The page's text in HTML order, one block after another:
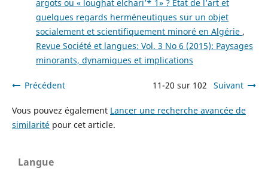
argots ou « loughat elchari’* 1» ? État de l’art et
quelques regards herméneutiques sur un objet
socialement et scientifiquement minoré en Algérie ,
Revue Société et langues: Vol. 3 No 6 (2015): Paysages
minorants, dynamiques et implications
Précédent 11-20 sur 102 Suivant
Vous pouvez également Lancer une recherche avancée de
similaritépour cet article.
Langue